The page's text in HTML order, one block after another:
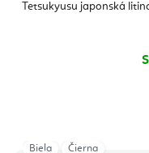
Tetsukyusu japonská
Biela Čierna